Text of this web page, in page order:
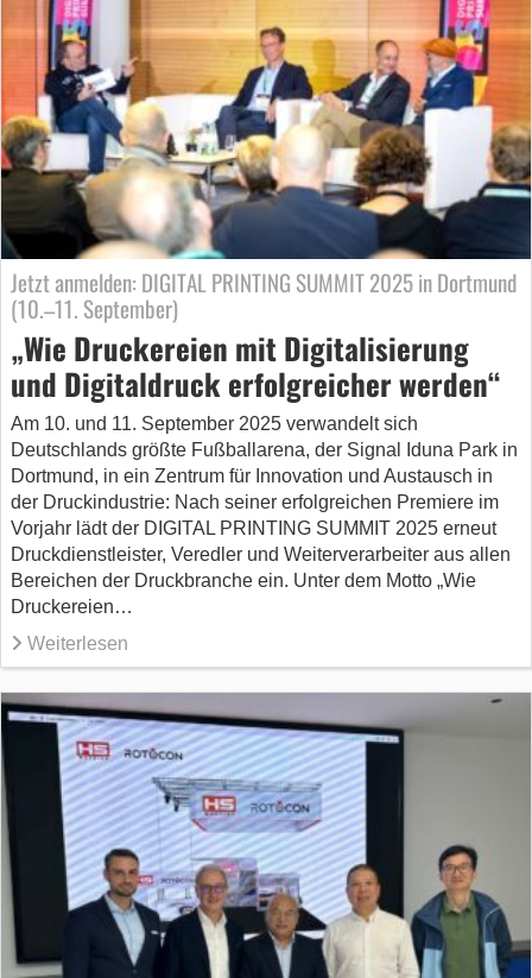
Jetzt anmelden: DIGITAL PRINTING SUMMIT 2025 in Dortmund
(10.–11. September)
„Wie Druckereien mit Digitalisierung
und Digitaldruck erfolgreicher werden“
Am 10. und 11. September 2025 verwandelt sich
Deutschlands größte Fußballarena, der Signal Iduna Park in
Dortmund, in ein Zentrum für Innovation und Austausch in
der Druckindustrie: Nach seiner erfolgreichen Premiere im
Vorjahr lädt der DIGITAL PRINTING SUMMIT 2025 erneut
Druckdienstleister, Veredler und Weiterverarbeiter aus allen
Bereichen der Druckbranche ein. Unter dem Motto „Wie
Druckereien…
Weiterlesen